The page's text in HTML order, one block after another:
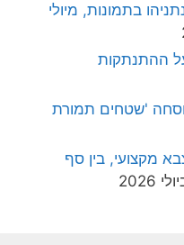
בתמונות, מיולי
ההתנתקות
'שטחים תמורת
מקצועי, בין סף